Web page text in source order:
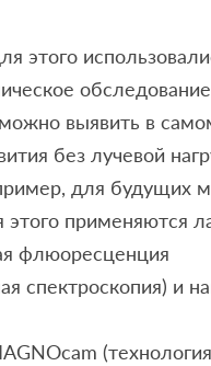
этого
выявить в
без лучевой
для будущих
применяются
флюоресценция
спектроскопия) и
(технология